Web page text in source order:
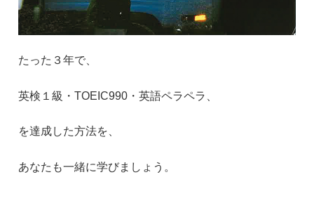
たった３年で、
英検１級・ TOEIC990 ・英語ペラペラ、
を達成した方法を、
あなたも一緒に学びましょう。